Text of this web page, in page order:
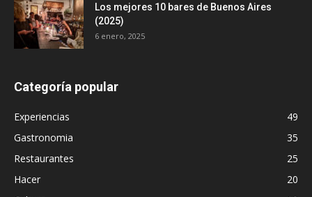
Los mejores 10 bares de Buenos Aires
(2025)
6 enero, 2025
Categoría popular
Experiencias
49
Gastronomia
35
Restaurantes
25
Hacer
20